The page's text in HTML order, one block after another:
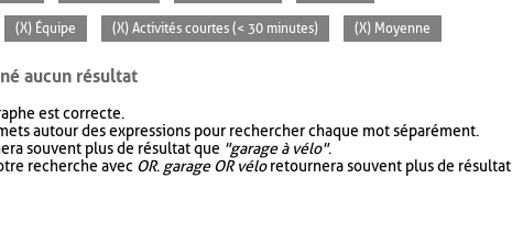
(X) Équipe (X) Activités courtes (< 30 minutes) (X) Moyenne
aucun résultat
est correcte.
autour des expressions pour rechercher chaque mot séparément.
souvent plus de résultat que "garage à vélo".
recherche avec OR. garage OR véloretournera souvent plus de résultat